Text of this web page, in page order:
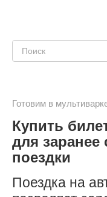
Поиск:
Готовим в
Купить
для заранее
поездки
Поездка на